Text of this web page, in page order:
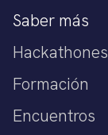
Saber más
Hackathones
Formación
Encuentros